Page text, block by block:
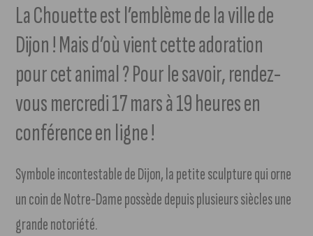
La Chouette est l’emblème de la ville de
Dijon ! Mais d’où vient cette adoration
pour cet animal ? Pour le savoir, rendez-
vous mercredi 17 mars à 19 heures en
conférence en ligne !
Symbole incontestable de Dijon, la petite sculpture qui orne
un coin de Notre-Dame possède depuis plusieurs siècles une
grande notoriété.